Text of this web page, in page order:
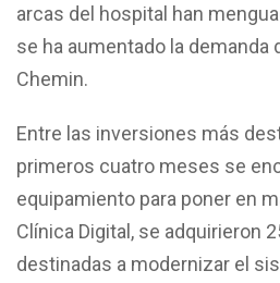
arcas del hospital han
se ha aumentado la demanda
Chemin.
Entre las inversiones más
primeros cuatro meses se
equipamiento para poner en
Clínica Digital, se adquirieron
destinadas a modernizar el